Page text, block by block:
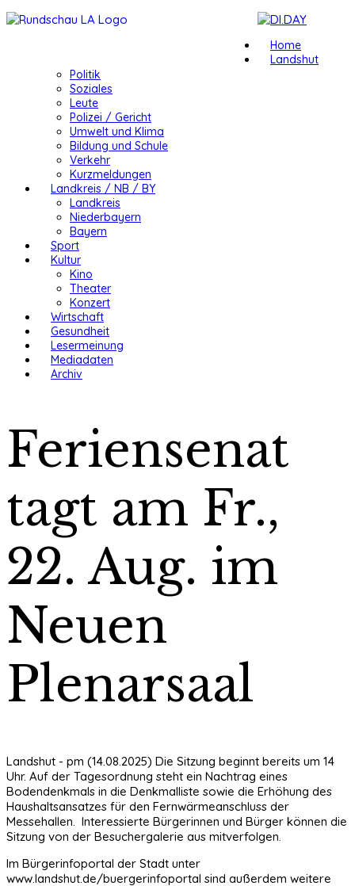
Home
Landshut
Politik
Soziales
Leute
Polizei / Gericht
Umwelt und Klima
Bildung und Schule
Verkehr
Kurzmeldungen
Landkreis / NB / BY
Landkreis
Niederbayern
Bayern
Sport
Kultur
Kino
Theater
Konzert
Wirtschaft
Gesundheit
Lesermeinung
Mediadaten
Archiv
Feriensenat
tagt am Fr.,
22. Aug. im
Neuen
Plenarsaal
Landshut - pm (14.08.2025) Die Sitzung beginnt bereits um 14
Uhr. Auf der Tagesordnung steht ein Nachtrag eines
Bodendenkmals in die Denkmalliste sowie die Erhöhung des
Haushaltsansatzes für den Fernwärmeanschluss der
Messehallen. Interessierte Bürgerinnen und Bürger können die
Sitzung von der Besuchergalerie aus mitverfolgen.
Im Bürgerinfoportal der Stadt unter
www.landshut.de/buergerinfoportal sind außerdem weitere